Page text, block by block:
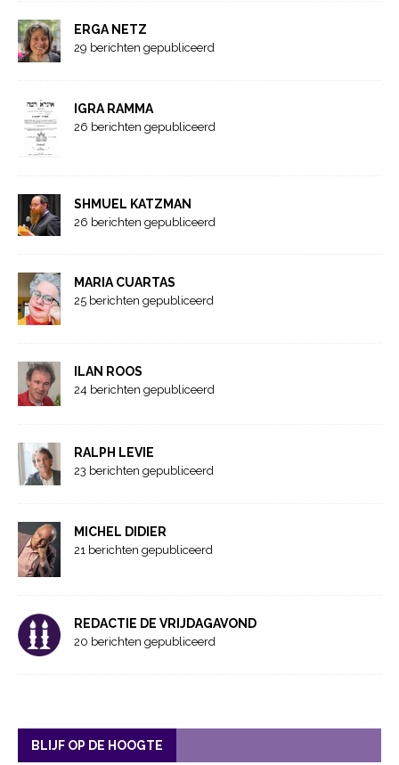
ERGA NETZ
29 berichten gepubliceerd
IGRA RAMMA
26 berichten gepubliceerd
SHMUEL KATZMAN
26 berichten gepubliceerd
MARIA CUARTAS
25 berichten gepubliceerd
ILAN ROOS
24 berichten gepubliceerd
RALPH LEVIE
23 berichten gepubliceerd
MICHEL DIDIER
21 berichten gepubliceerd
REDACTIE DE VRIJDAGAVOND
20 berichten gepubliceerd
BLIJF OP DE HOOGTE